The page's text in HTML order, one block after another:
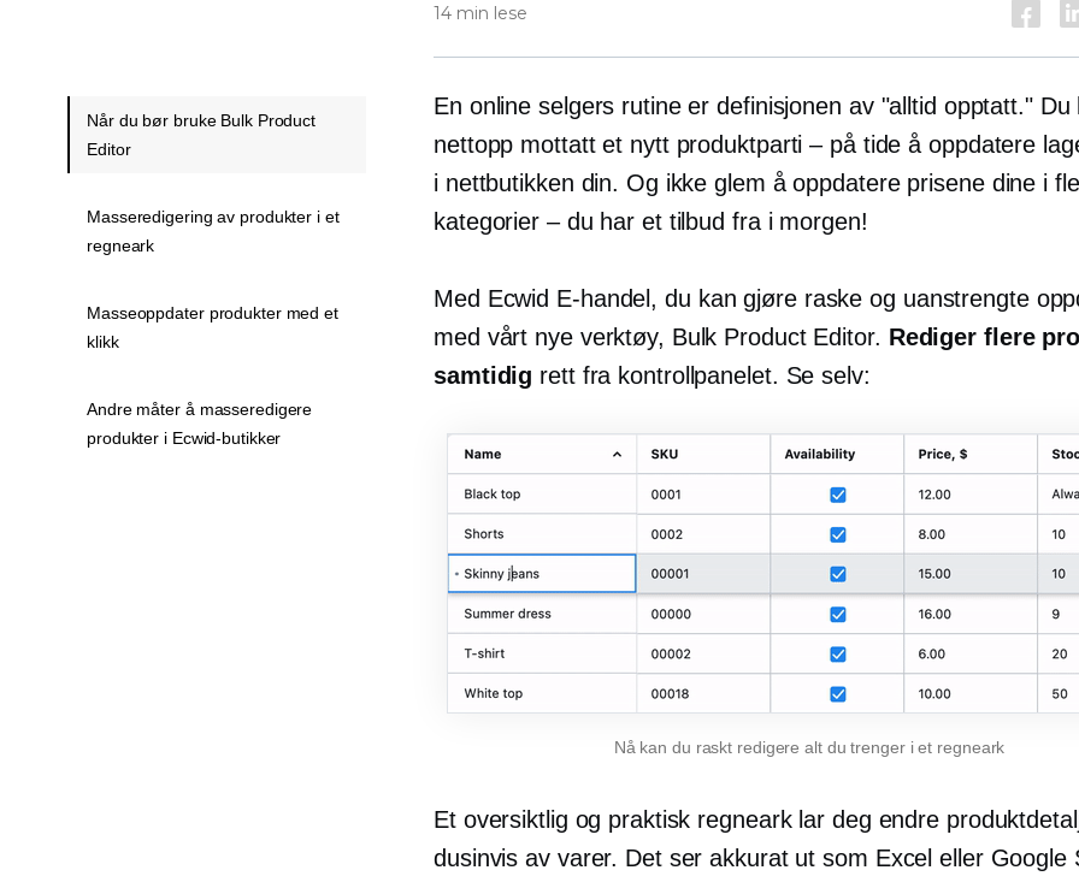
14 min lese
En online selgers rutine er definisjonen av "alltid opptatt." Du
nettopp mottatt et nytt produktparti – på tide å oppdatere
i nettbutikken din. Og ikke glem å oppdatere prisene dine i
kategorier – du har et tilbud fra i morgen!
Med Ecwid E-handel, du kan gjøre raske og uanstrengte
med vårt nye verktøy, Bulk Product Editor. Rediger flere
samtidig rett fra kontrollpanelet. Se selv:
Nå kan du raskt redigere alt du trenger i et regneark
Et oversiktlig og praktisk regneark lar deg endre
dusinvis av varer. Det ser akkurat ut som Excel eller Google
Når du bør bruke Bulk Product
Editor
Masseredigering av produkter i et
regneark
Masseoppdater produkter med et
klikk
Andre måter å masseredigere
produkter i Ecwid-butikker